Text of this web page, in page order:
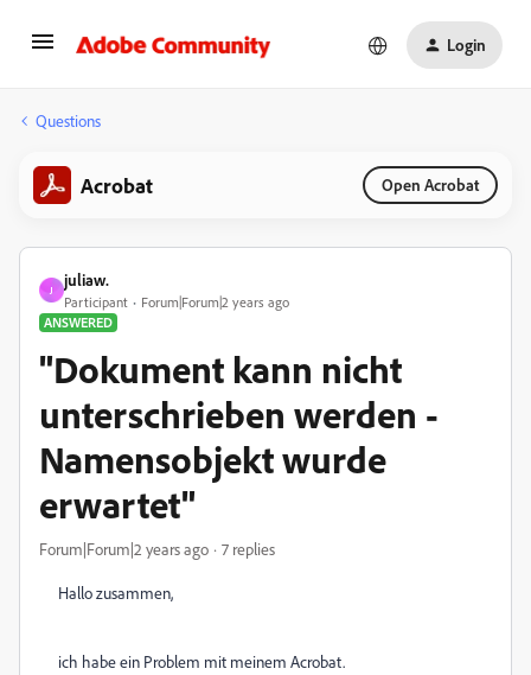
Login
Questions
Acrobat Open Acrobat
J
juliaw.
Participant
Forum|Forum|2 years ago
ANSWERED
"Dokument kann nicht
unterschrieben werden -
Namensobjekt wurde
erwartet"
Forum|Forum|2 years ago 7 replies
Hallo zusammen,
ich habe ein Problem mit meinem Acrobat.